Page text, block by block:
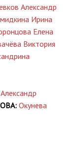
Александр
Ирина
Елена
Виктория
Окунева